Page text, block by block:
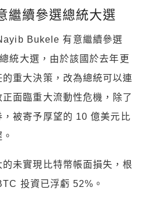
繼續參選總統大選
Bukele 有意繼續參選
統大選，由於該國於去年更
重大決策，改為總統可以連
面臨重大流動性危機，除了
，被寄予厚望的 10 億美元比
未實現比特幣帳面損失，根
投資已浮虧 52%。